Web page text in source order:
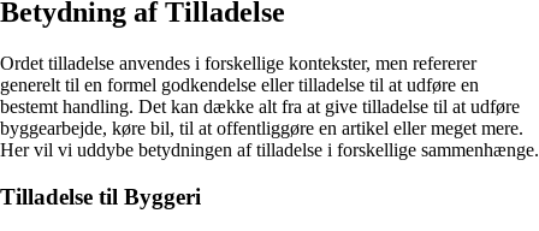
Betydning af Tilladelse
Ordet tilladelse anvendes i forskellige kontekster, men refererer
generelt til en formel godkendelse eller tilladelse til at udføre en
bestemt handling. Det kan dække alt fra at give tilladelse til at udføre
byggearbejde, køre bil, til at offentliggøre en artikel eller meget mere.
Her vil vi uddybe betydningen af tilladelse i forskellige sammenhænge.
Tilladelse til Byggeri